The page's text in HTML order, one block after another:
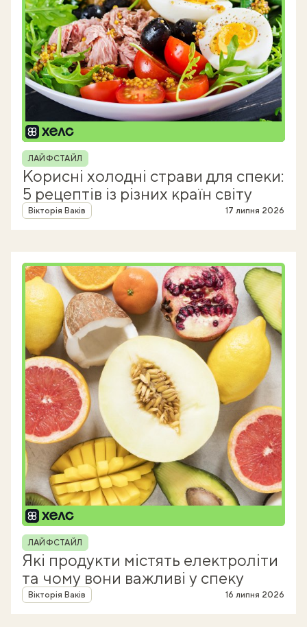
Рубрика
ЛАЙФСТАЙЛ
Корисні холодні страви для спеки:
5 рецептів із різних країн світу
Автор
Вікторія Ваків 17 липня 2026
Рубрика
ЛАЙФСТАЙЛ
Які продукти містять електроліти
та чому вони важливі у спеку
Автор
Вікторія Ваків 16 липня 2026